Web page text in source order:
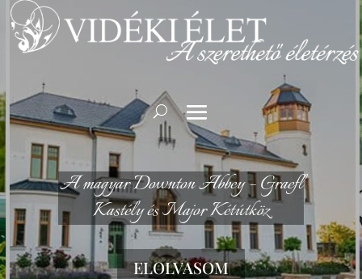
A magyar Downton Abbey – Graefl
Kastély és Major Kétútköz
ELOLVASOM